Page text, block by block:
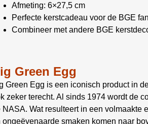
Afmeting: 6×27,5 cm
Perfecte kerstcadeau voor de BGE fan
Combineer met andere BGE
Green Egg
Green Egg is een iconisch product in
zeker terecht. Al sinds 1974 wordt de
NASA. Wat resulteert in een volmaakte
ongeëvenaarde smaken komen naar